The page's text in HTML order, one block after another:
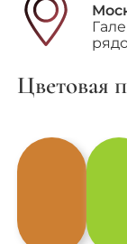
Цветовая